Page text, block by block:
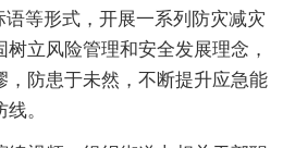
等形式，开展一系列防灾减灾
立风险管理和安全发展理念，
，防患于未然，不断提升应急能
。